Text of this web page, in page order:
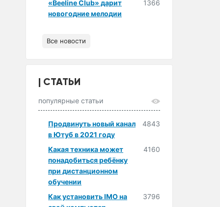
«Beeline Club» дарит
новогодние мелодии
1366
Все новости
СТАТЬИ
популярные статьи
Продвинуть новый канал
в Ютуб в 2021 году
4843
Какая техника может
понадобиться ребёнку
при дистанционном
обучении
4160
Как установить IMO на
3796